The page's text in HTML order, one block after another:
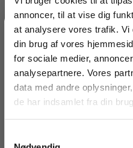
annoncer, til at vise dig
at analysere vores trafik. Vi
din brug af vores
for sociale medier,
analysepartnere. Vores
data med andre
de har indsamlet fra din
Spar 20%
Bliv medlem af
20% rabat på dit
nyhedsbrev med
invitationer til